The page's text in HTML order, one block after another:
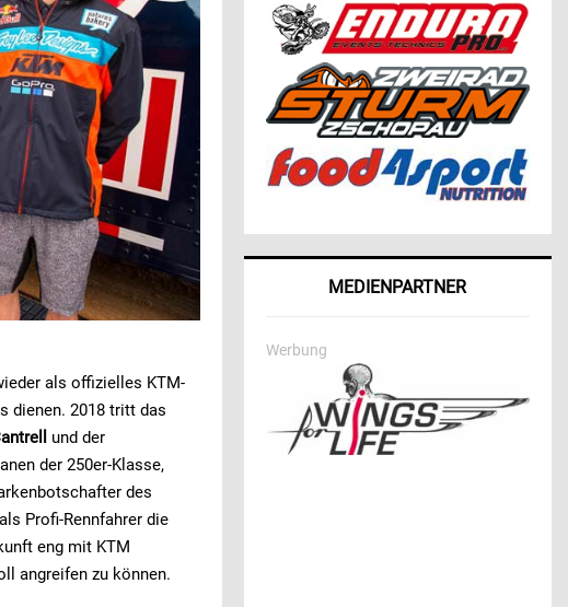
als offizielles KTM-
dienen. 2018 tritt das
und der
der 250er-Klasse,
des
Profi-Rennfahrer die
eng mit KTM
angreifen zu können.
MEDIENPARTNER
Werbung